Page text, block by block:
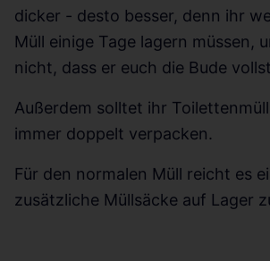
dicker - desto besser, denn ihr
Müll einige Tage lagern müssen,
nicht, dass er euch die Bude
Außerdem solltet ihr
immer doppelt verpacken.
Für den normalen Müll reicht es
zusätzliche Müllsäcke auf Lager